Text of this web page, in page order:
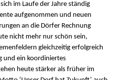
im Laufe der Jahre ständig
aufgenommen und neuen
an die Dörfer Rechnung
nicht mehr nur schön sein,
gleichzeitig erfolgreich
und ein koordiniertes
heute stärker als früher im